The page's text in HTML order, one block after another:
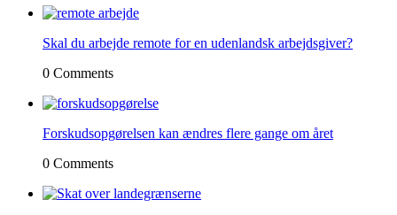
Skal du arbejde remote for en udenlandsk arbejdsgiver?
0 Comments
Forskudsopgørelsen kan ændres flere gange om året
0 Comments